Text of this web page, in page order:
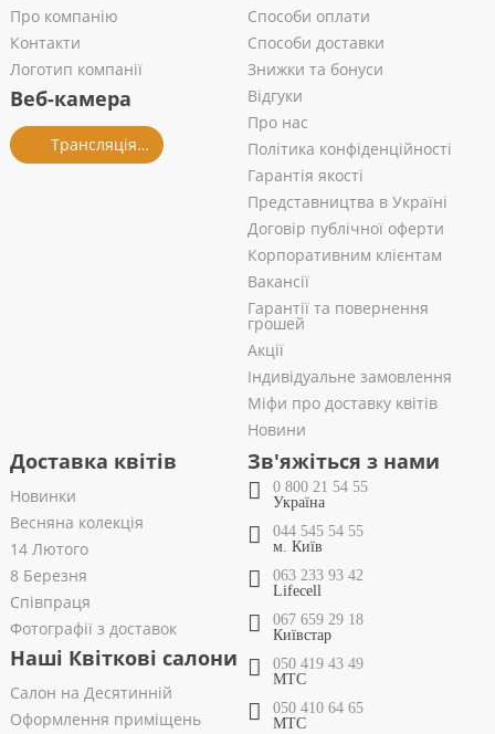
Про компанію
Контакти
Логотип компанії
Веб-камера
Трансляція із салону
Способи оплати
Способи доставки
Знижки та бонуси
Відгуки
Про нас
Політика конфіденційності
Гарантія якості
Представництва в Україні
Договір публічної оферти
Корпоративним клієнтам
Вакансії
Гарантії та повернення
грошей
Акції
Індивідуальне замовлення
Міфи про доставку квітів
Новини
Доставка квітів
Новинки
Весняна колекція
14 Лютого
8 Березня
Співпраця
Фотографії з доставок
Наші Квіткові салони
Салон на Десятинній
Оформлення приміщень
Зв'яжіться з нами
0 800 21 54 55
Україна
044 545 54 55
м. Київ
063 233 93 42
Lifecell
067 659 29 18
Київстар
050 419 43 49
МТС
050 410 64 65
МТС